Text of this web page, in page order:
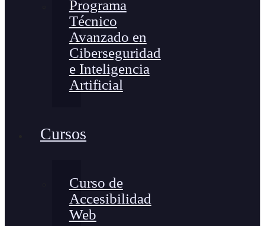
Programa
Técnico
Avanzado en
Ciberseguridad
e Inteligencia
Artificial
Cursos
Curso de
Accesibilidad
Web